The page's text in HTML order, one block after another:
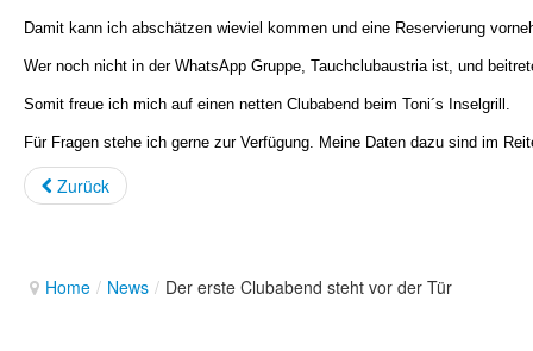
Damit kann ich abschätzen wieviel kommen und eine Reservierung
Wer noch nicht in der WhatsApp Gruppe, Tauchclubaustria ist, und
Somit freue ich mich auf einen netten Clubabend beim Toni´s Inselgrill.
Für Fragen stehe ich gerne zur Verfügung. Meine Daten dazu sind im
Zurück
Home / News / Der erste Clubabend steht vor der Tür